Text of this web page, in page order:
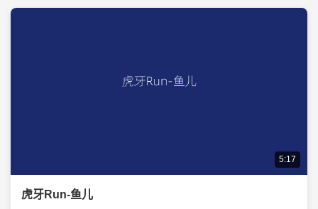
5:17
虎牙Run-鱼儿